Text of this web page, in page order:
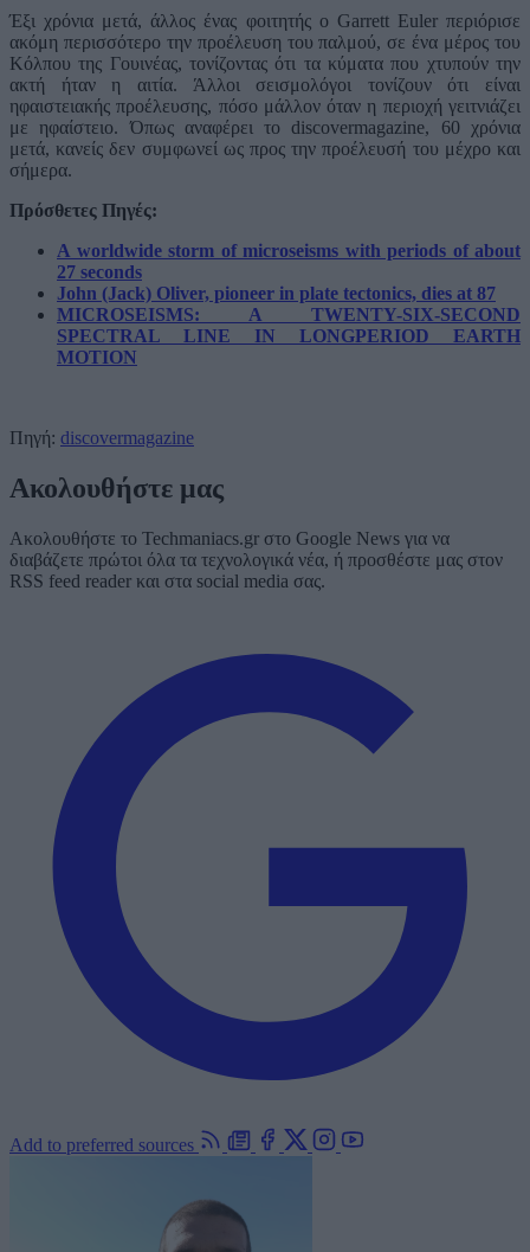
Έξι χρόνια μετά, άλλος ένας φοιτητής ο Garrett Euler περιόρισε
ακόμη περισσότερο την προέλευση του παλμού, σε ένα μέρος του
Κόλπου της Γουινέας, τονίζοντας ότι τα κύματα που χτυπούν την
ακτή ήταν η αιτία. Άλλοι σεισμολόγοι τονίζουν ότι είναι
ηφαιστειακής προέλευσης, πόσο μάλλον όταν η περιοχή γειτνιάζει
με ηφαίστειο. Όπως αναφέρει το discovermagazine, 60 χρόνια
μετά, κανείς δεν συμφωνεί ως προς την προέλευσή του μέχρο και
σήμερα.
Πρόσθετες Πηγές:
A worldwide storm of microseisms with periods of about
27 seconds
John (Jack) Oliver, pioneer in plate tectonics, dies at 87
MICROSEISMS: A TWENTY-SIX-SECOND
SPECTRAL LINE IN LONGPERIOD EARTH
MOTION
Πηγή: discovermagazine
Ακολουθήστε μας
Ακολουθήστε το Techmaniacs.gr στο Google News για να
διαβάζετε πρώτοι όλα τα τεχνολογικά νέα, ή προσθέστε μας στον
RSS feed reader και στα social media σας.
Add to preferred sources